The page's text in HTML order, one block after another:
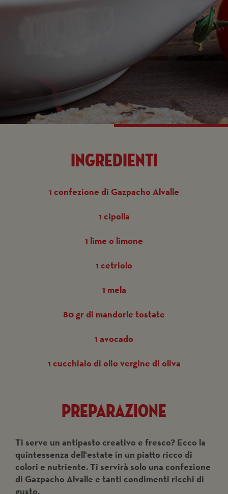
ingredienti
1 confezione di Gazpacho Alvalle
1 cipolla
1 lime o limone
1 cetriolo
1 mela
80 gr di mandorle tostate
1 avocado
1 cucchiaio di olio vergine di oliva
preparazione
Ti serve un antipasto creativo e fresco? Ecco la
quintessenza dell'estate in un piatto ricco di
colori e nutriente. Ti servirà solo una confezione
di Gazpacho Alvalle e tanti condimenti ricchi di
gusto.